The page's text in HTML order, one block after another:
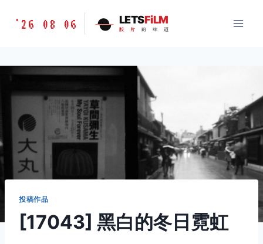
胶
味
LETSFILM
'26 08 06 LETSFiLM
胶 片 的 味 道
投稿作品
[17043] 黑白的冬日霓虹